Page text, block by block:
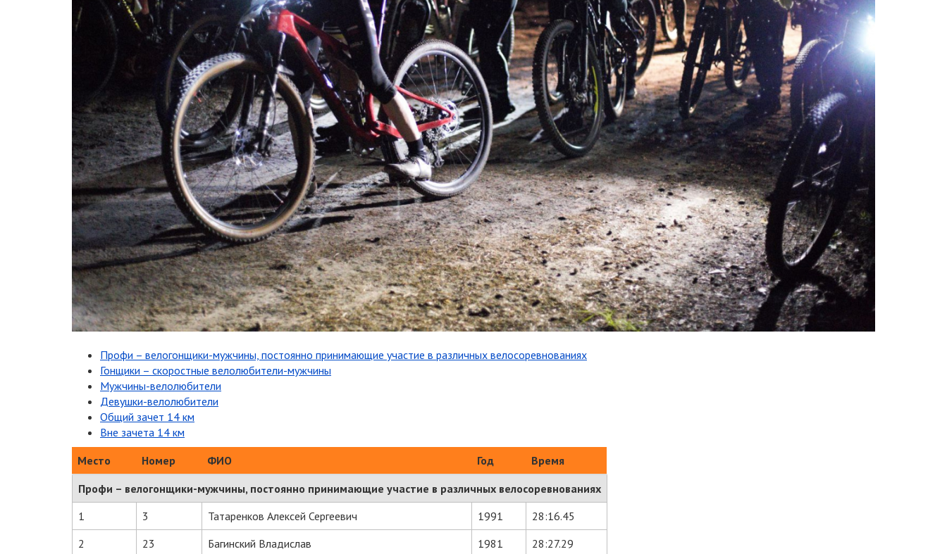
Профи – велогонщики-мужчины, постоянно принимающие участие в различных велосоревнованиях
Гонщики – скоростные велолюбители-мужчины
Мужчины-велолюбители
Девушки-велолюбители
Общий зачет 14 км
Вне зачета 14 км
Место
Номер ФИО Год
Время
Профи – велогонщики-мужчины, постоянно принимающие участие в различных велосоревнованиях
1
3 Татаренков Алексей Сергеевич 1991
28:16.45
2
23 Багинский Владислав 1981
28:27.29